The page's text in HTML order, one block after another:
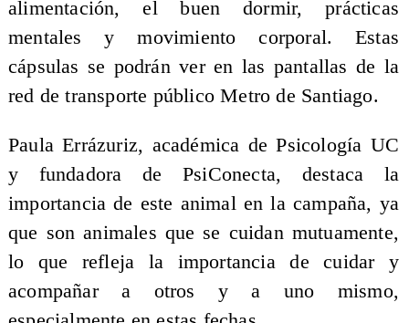
alimentación, el buen dormir, prácticas
mentales y movimiento corporal. Estas
cápsulas se podrán ver en las pantallas de la
red de transporte público Metro de Santiago.
Paula Errázuriz, académica de Psicología UC
y fundadora de PsiConecta, destaca la
importancia de este animal en la campaña, ya
que son animales que se cuidan mutuamente,
lo que refleja la importancia de cuidar y
acompañar a otros y a uno mismo,